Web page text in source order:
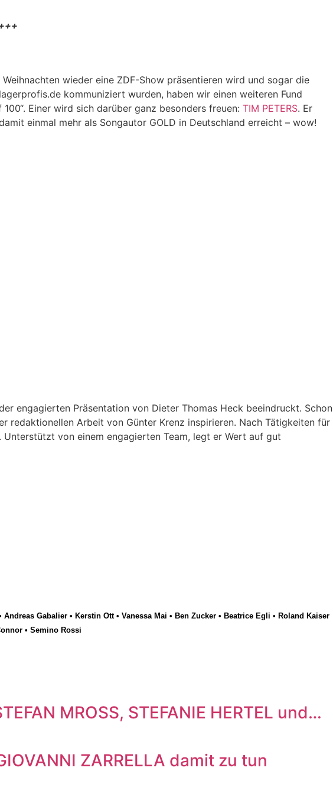
wieder eine ZDF-Show präsentieren wird und sogar die
kommuniziert wurden, haben wir einen weiteren Fund
Einer wird sich darüber ganz besonders freuen: TIM PETERS. Er
einmal mehr als Songautor GOLD in Deutschland erreicht – wow!
engagierten Präsentation von Dieter Thomas Heck beeindruckt. Schon
redaktionellen Arbeit von Günter Krenz inspirieren. Nach Tätigkeiten für
von einem engagierten Team, legt er Wert auf gut
Andreas Gabalier • Kerstin Ott• Vanessa Mai • Ben Zucker • Beatrice Egli • Roland Kaiser
• Semino Rossi
MROSS, STEFANIE HERTEL und…
ZARRELLA damit zu tun